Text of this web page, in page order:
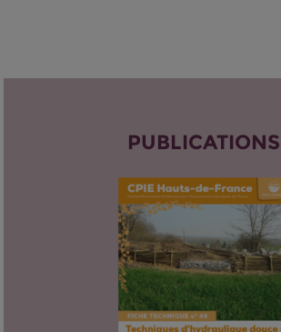
PUBLICATIONS